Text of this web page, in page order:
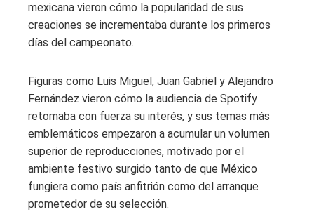
mexicana vieron cómo la popularidad de sus
creaciones se incrementaba durante los primeros
días del campeonato.
Figuras como Luis Miguel, Juan Gabriel y Alejandro
Fernández vieron cómo la audiencia de Spotify
retomaba con fuerza su interés, y sus temas más
emblemáticos empezaron a acumular un volumen
superior de reproducciones, motivado por el
ambiente festivo surgido tanto de que México
fungiera como país anfitrión como del arranque
prometedor de su selección.